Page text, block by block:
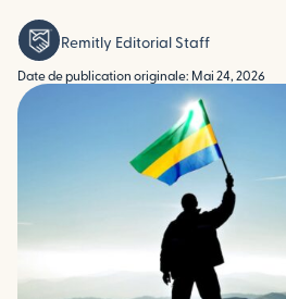
Remitly Editorial Staff
Date de publication originale: Mai 24, 2026